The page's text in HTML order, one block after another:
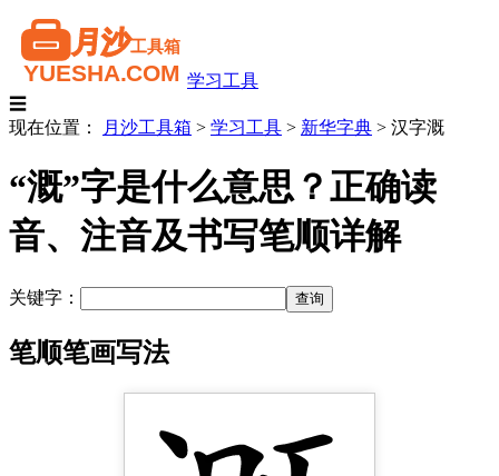
学习工具
☰
现在位置：
月沙工具箱 > 学习工具 > 新华字典 > 汉字溉
“溉”字是什么意思？正确读
音、注音及书写笔顺详解
关键字：
笔顺笔画写法